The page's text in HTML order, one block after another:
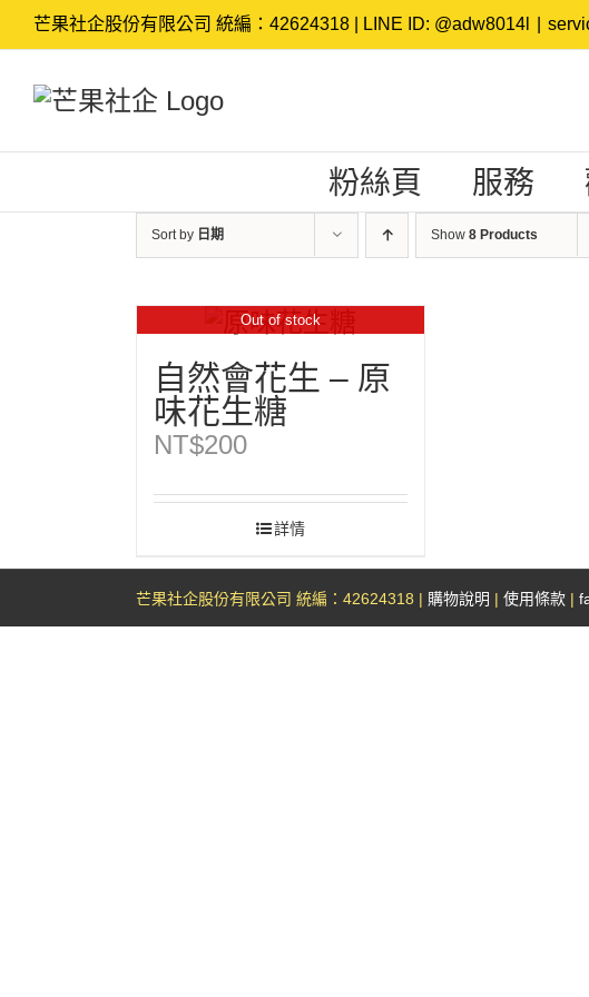
Skip
to
content
芒果社企股份有限公司 統編：42624318 | LINE ID: @adw8014l
粉絲頁 服務
Sort by 日期 Show 8 Products
Out of stock
自然會花生 – 原
味花生糖
NT$200
詳情
芒果社企股份有限公司 統編：42624318 | 購物說明 | 使用條款 |